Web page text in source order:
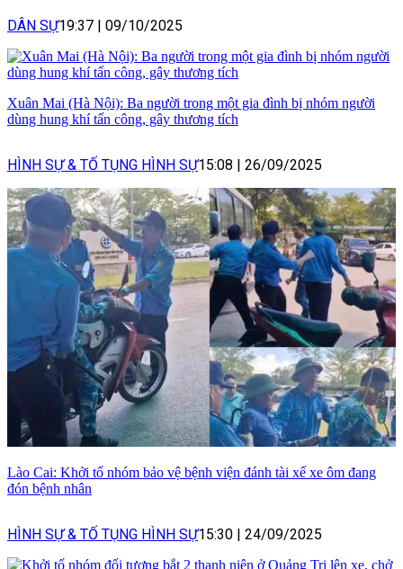
DÂN SỰ19:37 | 09/10/2025
Xuân Mai (Hà Nội): Ba người trong một gia đình bị nhóm người
dùng hung khí tấn công, gây thương tích
HÌNH SỰ & TỐ TỤNG HÌNH SỰ15:08 | 26/09/2025
Lào Cai: Khởi tố nhóm bảo vệ bệnh viện đánh tài xế xe ôm đang
đón bệnh nhân
HÌNH SỰ & TỐ TỤNG HÌNH SỰ15:30 | 24/09/2025